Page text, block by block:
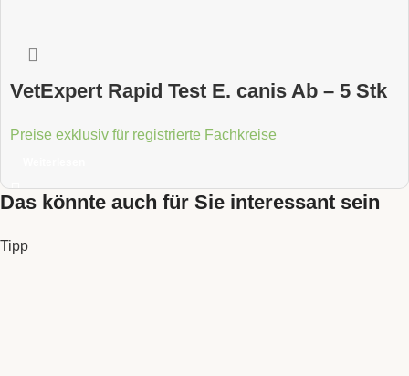
VetExpert Rapid Test E. canis Ab – 5 Stk
Preise exklusiv für registrierte Fachkreise
Das könnte auch für Sie interessant sein
Tipp